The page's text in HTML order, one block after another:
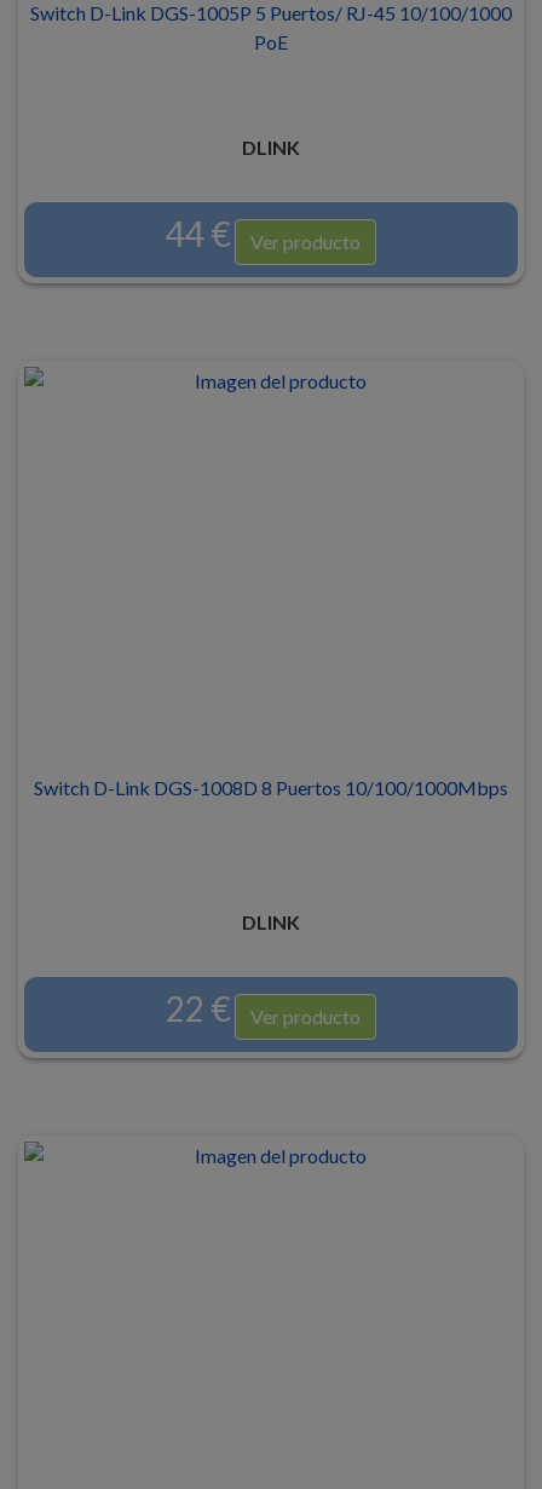
Switch D-Link DGS-1005P 5 Puertos/ RJ-45 10/100/1000
PoE
DLINK
44 € Ver producto
Switch D-Link DGS-1008D 8 Puertos 10/100/1000Mbps
DLINK
22 € Ver producto